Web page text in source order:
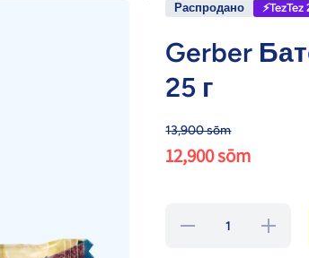
Распродано
Gerber
25 г
13,900 sōm
12,900 sōm
Уменьшить
для